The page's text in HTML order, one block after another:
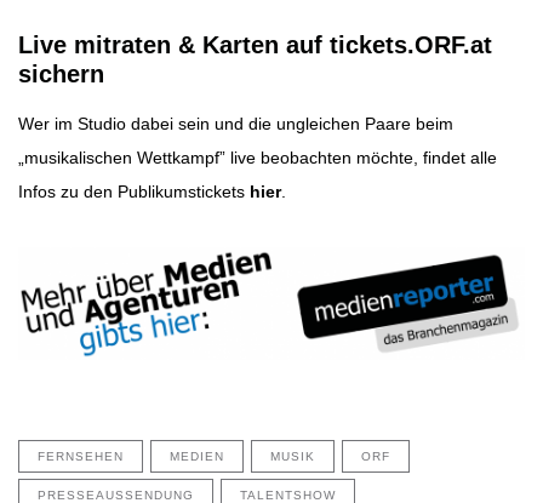
Live mitraten & Karten auf tickets.ORF.at
sichern
Wer im Studio dabei sein und die ungleichen Paare beim
„musikalischen Wettkampf” live beobachten möchte, findet alle
Infos zu den Publikumstickets hier.
FERNSEHEN MEDIEN MUSIK ORF
PRESSEAUSSENDUNG TALENTSHOW